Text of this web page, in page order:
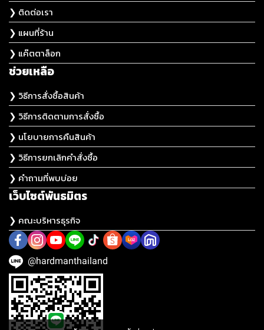
❯ ติดต่อเรา
❯ แผนที่ร้าน
❯ แค๊ตตาล็อก
ช่วยเหลือ
❯ วิธีการสั่งซื้อสินค้า
❯ วิธีการติดตามการสั่งซื้อ
❯ นโยบายการคืนสินค้า
❯ วิธีการยกเลิกคำสั่งซื้อ
❯ คำถามที่พบบ่อย
เว็บไซต์พันธมิตร
❯ คณะบริหารธุรกิจ
@hardmanthailand